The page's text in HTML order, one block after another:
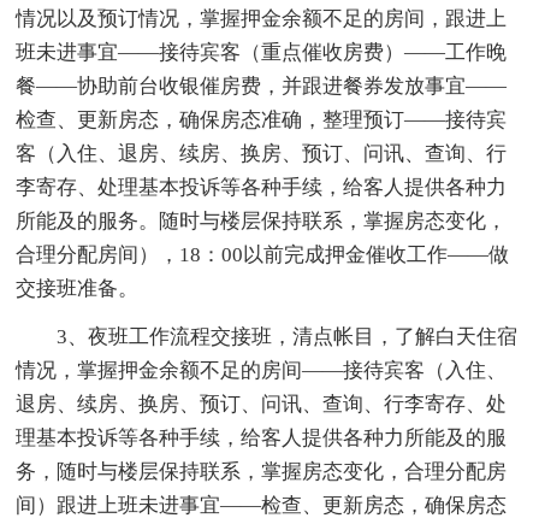
情况以及预订情况，掌握押金余额不足的房间，跟进上
班未进事宜——接待宾客（重点催收房费）——工作晚
餐——协助前台收银催房费，并跟进餐券发放事宜——
检查、更新房态，确保房态准确，整理预订——接待宾
客（入住、退房、续房、换房、预订、问讯、查询、行
李寄存、处理基本投诉等各种手续，给客人提供各种力
所能及的服务。随时与楼层保持联系，掌握房态变化，
合理分配房间），18：00以前完成押金催收工作——做
交接班准备。
3、夜班工作流程交接班，清点帐目，了解白天住宿
情况，掌握押金余额不足的房间——接待宾客（入住、
退房、续房、换房、预订、问讯、查询、行李寄存、处
理基本投诉等各种手续，给客人提供各种力所能及的服
务，随时与楼层保持联系，掌握房态变化，合理分配房
间）跟进上班未进事宜——检查、更新房态，确保房态